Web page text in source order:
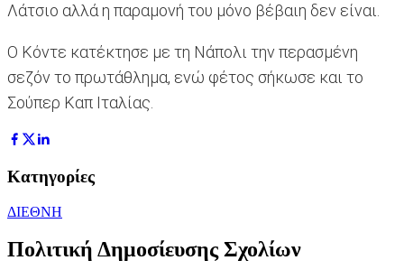
Λάτσιο αλλά η παραμονή του μόνο βέβαιη δεν είναι.
Ο Κόντε κατέκτησε με τη Νάπολι την περασμένη
σεζόν το πρωτάθλημα, ενώ φέτος σήκωσε και το
Σούπερ Καπ Ιταλίας.
Κατηγορίες
ΔΙΕΘΝΗ
Πολιτική Δημοσίευσης Σχολίων